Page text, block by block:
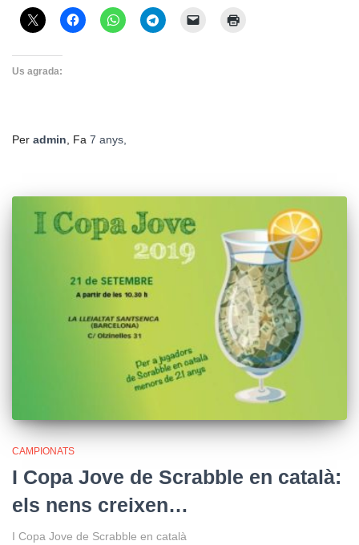
Us agrada:
Per admin, Fa 7 anys,
CAMPIONATS
I Copa Jove de Scrabble en català:
els nens creixen…
I Copa Jove de Scrabble en català